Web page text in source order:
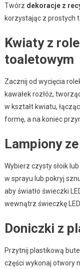
Twórz dekoracje z
korzystając z prostych
Kwiaty z
toaletowym
Zacznij od wycięcia
kawałek rozłóż,
w kształt kwiatu,
formę, a na koniec
Lampiony
Wybierz czysty słoik
w sprayu lub pokryj
aby światło świeczki
wewnątrz świeczkę
Doniczki z
Przytnij plastikową
części wykonaj otwory